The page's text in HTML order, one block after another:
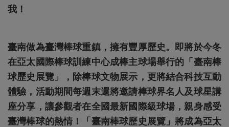
我！
臺南做為臺灣棒球重鎮，擁有豐厚歷史。即將於今冬
在亞太國際棒球訓練中心成棒主球場舉行的「臺南棒
球歷史展覽」，除棒球文物展示，更將結合科技互動
體驗，活動期間每週末還將邀請棒球界名人及球星講
座分享，讓參觀者在全國最新國際級球場，親身感受
臺灣棒球的熱情！「臺南棒球歷史展覽」將成為亞太